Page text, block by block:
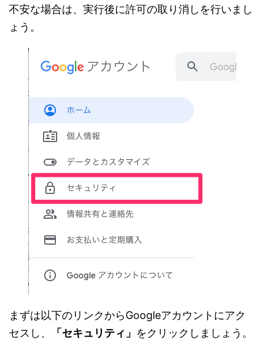
不安な場合は、実行後に許可の取り消しを行いまし
ょう。
まずは以下のリンクからGoogleアカウントにアク
セスし、
「セキュリティ」 をクリックしましょう。